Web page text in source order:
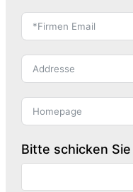
Bitte schicken